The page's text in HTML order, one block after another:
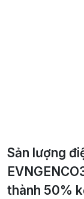
Sản lượng
thành 50%